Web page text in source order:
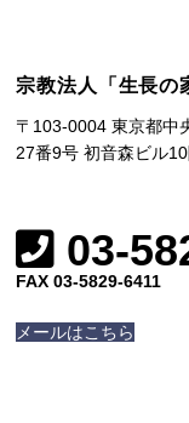
宗教法人「生長の
〒103-0004 東京都中
27番9号 初音森ビル
03-
FAX 03-5829-6411
メールはこちら